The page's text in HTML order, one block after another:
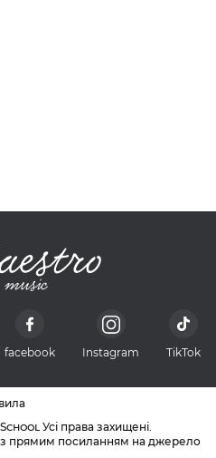
facebook Instagram TikTok
Усі права захищені.
з прямим посиланням на джерело